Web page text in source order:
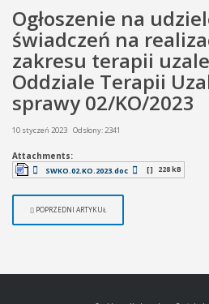
Ogłoszenie na
świadczeń na
zakresu terapii
Oddziale Terapii
sprawy 02/KO/2023
10 styczeń 2023 Odsłony: 2341
Attachments:
SWKO.02.KO.2023.doc [ ] 228 kB
POPRZEDNI ARTYKUŁ